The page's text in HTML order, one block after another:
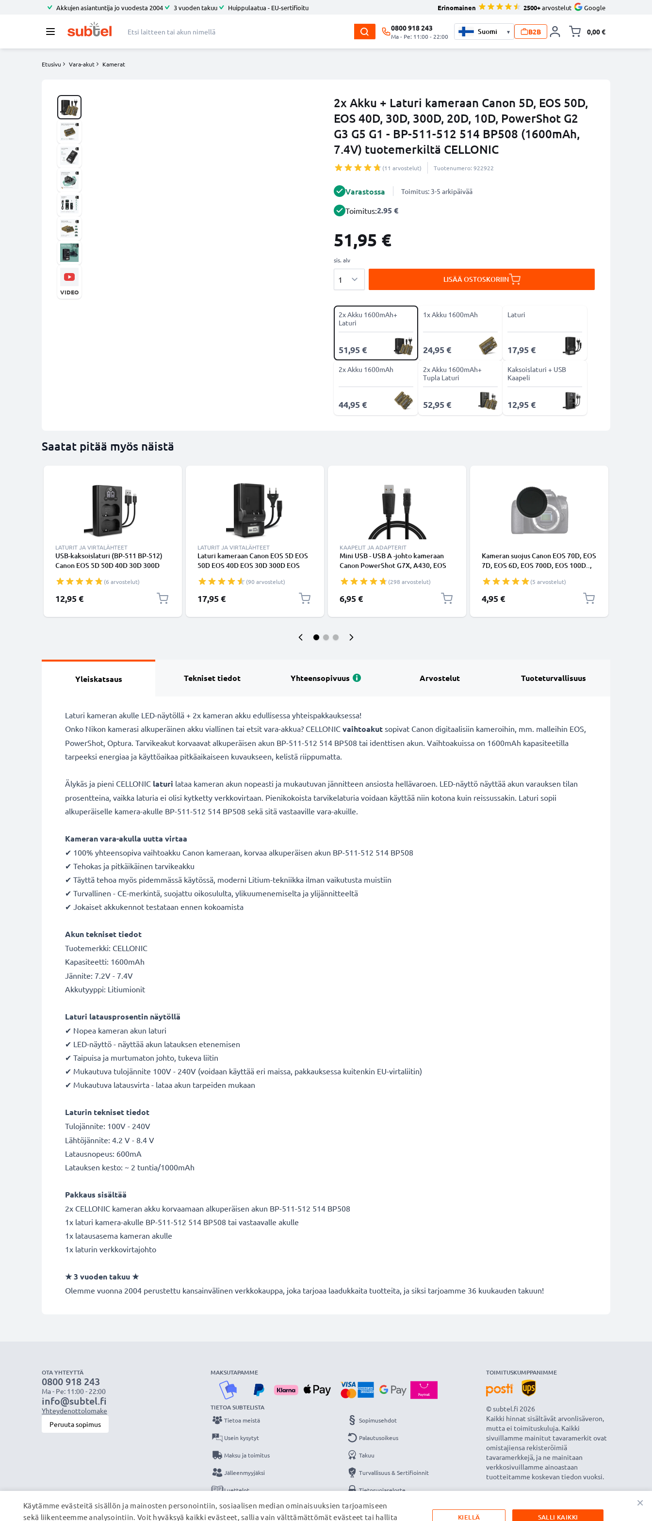
Akkujen asiantuntija jo vuodesta 2004 3 vuoden takuu Huippulaatua - EU-sertifioitu Erinomainen 2500+arvostelut Google
0800 918 243
Ma - Pe: 11:00 - 22:00
▾ B2B 0,00 €
Etusivu Vara-akut Kamerat
2x Akku + Laturi kameraan Canon 5D, EOS 50D,
EOS 40D, 30D, 300D, 20D, 10D, PowerShot G2
G3 G5 G1 - BP-511-512 514 BP508 (1600mAh,
7.4V) tuotemerkiltä CELLONIC
(11 arvostelut) Tuotenumero: 922922
VIDEO
Varastossa Toimitus: 3-5 arkipäivää
Toimitus:2.95 €
51,95 €
sis. alv
LISÄÄ OSTOSKORIIN
2x Akku 1600mAh+
Laturi
51,95 €
1x Akku 1600mAh
24,95 €
Laturi
17,95 €
2x Akku 1600mAh
44,95 €
2x Akku 1600mAh+
Tupla Laturi
52,95 €
Kaksoislaturi + USB
Kaapeli
12,95 €
Saatat pitää myös näistä
LATURIT JA VIRTALÄHTEET
USB-kaksoislaturi (BP-511 BP-512)
Canon EOS 5D 50D 40D 30D 300D
MV700 ZR85-laitteille + 1m + USB
Kaapeli valmistajalta CELLONIC
(6 arvostelut)
12,95 €
LATURIT JA VIRTALÄHTEET
Laturi kameraan Canon EOS 5D EOS
50D EOS 40D EOS 30D 300D EOS
BP-535 BP-508 BP-511 BP-522
tarvikelaturi
(90 arvostelut)
17,95 €
KAAPELIT JA ADAPTERIT
Mini USB - USB A -johto kameraan
Canon PowerShot G7X, A430, EOS
Mark II, 40D, 700D, 7D - Musta 1m,
nopea 1A, PVC-kamerajohto IFC-
200U IFC-400PCU IFC-500U,
(298 arvostelut)
6,95 €
Kameran suojus Canon EOS 70D, EOS
7D, EOS 6D, EOS 700D, EOS 100D..,
kameran runkotulppa, Muovi,
bajonetti EOS EF, EF-S Mount
(5 arvostelut)
4,95 €
Yleiskatsaus Tekniset tiedot Yhteensopivuus Arvostelut Tuoteturvallisuus
Laturi kameran akulle LED-näytöllä + 2x kameran akku edullisessa yhteispakkauksessa!
Onko Nikon kamerasi alkuperäinen akku viallinen tai etsit vara-akkua? CELLONIC vaihtoakut sopivat Canon digitaalisiin kameroihin, mm. malleihin EOS,
PowerShot, Optura. Tarvikeakut korvaavat alkuperäisen akun BP-511-512 514 BP508 tai identtisen akun. Vaihtoakuissa on 1600mAh kapasiteetilla
tarpeeksi energiaa ja käyttöaikaa pitkäaikaiseen kuvaukseen, kelistä riippumatta.
Älykäs ja pieni CELLONIC laturi lataa kameran akun nopeasti ja mukautuvan jännitteen ansiosta hellävaroen. LED-näyttö näyttää akun varauksen tilan
prosentteina, vaikka laturia ei olisi kytketty verkkovirtaan. Pienikokoista tarvikelaturia voidaan käyttää niin kotona kuin reissussakin. Laturi sopii
alkuperäiselle kamera-akulle BP-511-512 514 BP508 sekä sitä vastaaville vara-akuille.
Kameran vara-akulla uutta virtaa
✔ 100% yhteensopiva vaihtoakku Canon kameraan, korvaa alkuperäisen akun BP-511-512 514 BP508
✔ Tehokas ja pitkäikäinen tarvikeakku
✔ Täyttä tehoa myös pidemmässä käytössä, moderni Litium-tekniikka ilman vaikutusta muistiin
✔ Turvallinen - CE-merkintä, suojattu oikosululta, ylikuumenemiselta ja ylijännitteeltä
✔ Jokaiset akkukennot testataan ennen kokoamista
Akun tekniset tiedot
Tuotemerkki: CELLONIC
Kapasiteetti: 1600mAh
Jännite: 7.2V - 7.4V
Akkutyyppi: Litiumionit
Laturi latausprosentin näytöllä
✔ Nopea kameran akun laturi
✔ LED-näyttö - näyttää akun latauksen etenemisen
✔ Taipuisa ja murtumaton johto, tukeva liitin
✔ Mukautuva tulojännite 100V - 240V (voidaan käyttää eri maissa, pakkauksessa kuitenkin EU-virtaliitin)
✔ Mukautuva latausvirta - lataa akun tarpeiden mukaan
Laturin tekniset tiedot
Tulojännite: 100V - 240V
Lähtöjännite: 4.2 V - 8.4 V
Latausnopeus: 600mA
Latauksen kesto: ~ 2 tuntia/1000mAh
Pakkaus sisältää
2x CELLONIC kameran akku korvaamaan alkuperäisen akun BP-511-512 514 BP508
1x laturi kamera-akulle BP-511-512 514 BP508 tai vastaavalle akulle
1x latausasema kameran akulle
1x laturin verkkovirtajohto
★3 vuoden takuu★
Olemme vuonna 2004 perustettu kansainvälinen verkkokauppa, joka tarjoaa laadukkaita tuotteita, ja siksi tarjoamme 36 kuukauden takuun!
OTA YHTEYTTÄ
0800 918 243
Ma - Pe: 11:00 - 22:00
info@subtel.fi
Yhteydenottolomake
Peruuta sopimus
MAKSUTAPAMME
TIETOA SUBTELISTA
Tietoa meistä
Usein kysytyt
Maksu ja toimitus
Jälleenmyyjäksi
Luettelot
Yhteys
Sopimusehdot
Palautusoikeus
Takuu
Turvallisuus & Sertifioinnit
Tietosuojaseloste
Yritystiedot
TOIMITUSKUMPPANIMME
© subtel.fi 2026
Kaikki hinnat sisältävät arvonlisäveron,
mutta ei toimituskuluja. Kaikki
sivuillamme mainitut tavaramerkit ovat
omistajiensa rekisteröimiä
tavaramerkkejä, ja ne mainitaan
verkkosivuillamme ainoastaan
tuotteitamme koskevan tiedon vuoksi.
×
Käytämme evästeitä sisällön ja mainosten personointiin, sosiaalisen median ominaisuuksien tarjoamiseen
sekä liikenteemme analysointiin. Voit hyväksyä kaikki evästeet, sallia vain välttämättömät evästeet tai hallita
SALLI KAIKKI
KIELLÄ